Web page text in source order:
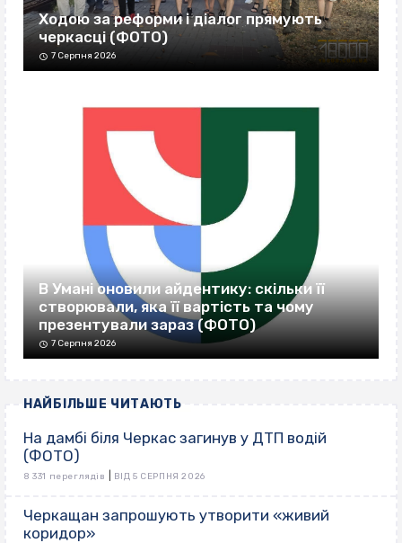
Ходою за реформи і діалог прямують
черкасці (ФОТО)
7 Серпня 2026
В Умані оновили айдентику: скільки її
створювали, яка її вартість та чому
презентували зараз (ФОТО)
7 Серпня 2026
НАЙБІЛЬШЕ ЧИТАЮТЬ
На дамбі біля Черкас загинув у ДТП водій
(ФОТО)
8 331 переглядів ВІД 5 СЕРПНЯ 2026
Черкащан запрошують утворити «живий
коридор»